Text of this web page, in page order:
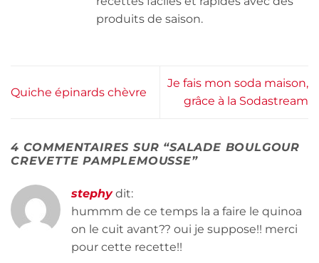
produits de saison.
Quiche épinards chèvre
Je fais mon soda maison,
grâce à la Sodastream
4 COMMENTAIRES SUR “SALADE BOULGOUR
CREVETTE PAMPLEMOUSSE”
stephy dit:
hummm de ce temps la a faire le quinoa
on le cuit avant?? oui je suppose!! merci
pour cette recette!!